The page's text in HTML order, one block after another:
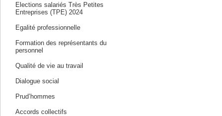
Elections salariés Très Petites
Entreprises (TPE) 2024
Egalité professionnelle
Formation des représentants du
personnel
Qualité de vie au travail
Dialogue social
Prud’hommes
Accords collectifs